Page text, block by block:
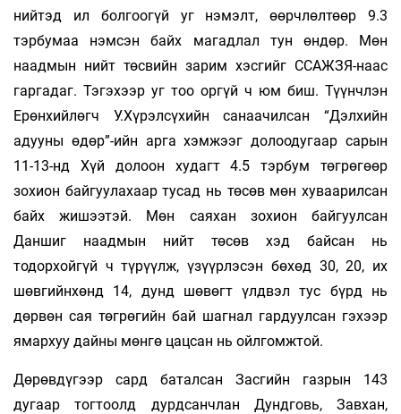
нийтэд ил болгоогүй уг нэмэлт, өөрчлөлтөөр 9.3
тэрбумаа нэм­сэн байх магадлал тун өндөр. Мөн
наадмын нийт төсвийн зарим хэсгийг ССАЖЗЯ-наас
гаргадаг. Тэгэхээр уг тоо оргүй ч юм биш. Түүнчлэн
Ерөнхийлөгч У.Хүрэлсүхийн санаачилсан “Дэлхийн
адууны өдөр”-ийн арга хэмжээг долоодугаар сарын
11-13-нд Хүй долоон худагт 4.5 тэрбум төгрөгөөр
зохион байгуулахаар тусад нь төсөв мөн хуваарилсан
байх жишээтэй. Мөн саяхан зохион байгуулсан
Даншиг наадмын нийт төсөв хэд байсан нь
тодорхойгүй ч түрүүлж, үзүүрлэсэн бөхөд 30, 20, их
шөвгийнхөнд 14, дунд шөвөгт үлдвэл тус бүрд нь
дөрвөн сая төгрөгийн бай шагнал гардуулсан гэхээр
ямархуу дайны мөнгө цацсан нь ойлгомжтой.
Дөрөвдүгээр сард баталсан Засгийн газрын 143
дугаар тогтоолд дурдсанчлан Дундговь, Завхан,